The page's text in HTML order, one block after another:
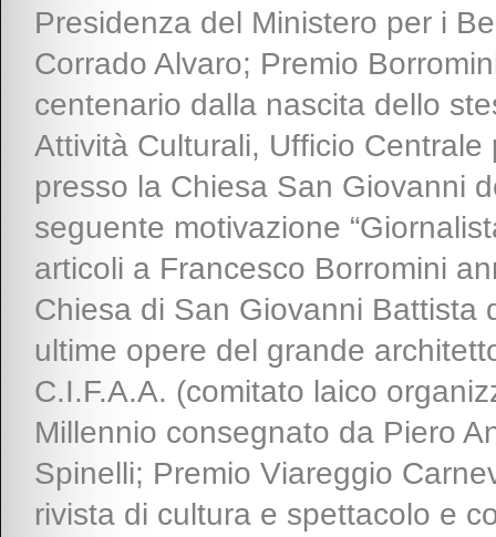
Presidenza del Ministero per i
Corrado Alvaro; Premio
centenario dalla nascita dello
Attività Culturali, Ufficio
presso la Chiesa San Giovanni
seguente motivazione
articoli a Francesco Borromini
Chiesa di San Giovanni Battista
ultime opere del grande
C.I.F.A.A. (comitato laico
Millennio consegnato da Piero
Spinelli; Premio Viareggio
rivista di cultura e spettacolo e